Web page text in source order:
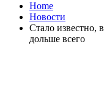
Home
Новости
Стало известно,
дольше всего